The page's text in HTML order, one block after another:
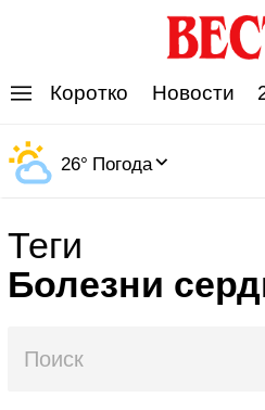
Коротко Новости
26° Погода
Теги
Болезни